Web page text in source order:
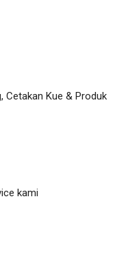
Cetakan Kue & Produk
kami